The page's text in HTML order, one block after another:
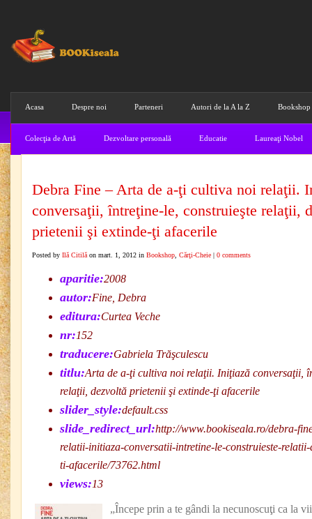
Acasa Despre noi Parteneri Autori de la A la Z Bookshop
Colecţia de Artă Dezvoltare personală Educatie Laureaţi Nobel
Debra Fine – Arta de a-ţi cultiva noi relaţii.
conversaţii, întreţine-le, construieşte relaţii,
prietenii şi extinde-ţi afacerile
Posted by Ilă Citilă on mart. 1, 2012 in Bookshop Cărţi-Cheie | 0 comments
aparitie:2008
autor:Fine, Debra
editura:Curtea Veche
nr:152
traducere:Gabriela Trăşculescu
titlu:Arta de a-ţi cultiva noi relaţii. Iniţiază conversaţii,
relaţii, dezvoltă prietenii şi extinde-ţi afacerile
slider_style:default.css
slide_redirect_url:http://www.bookiseala.ro/debra-
relatii-initiaza-conversatii-intretine-le-construieste-
ti-afacerile/73762.html
views:13
„Începe prin a te gândi la necunoscuţi ca la